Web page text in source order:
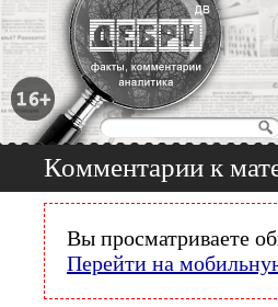
Комментарии к
Вы просматриваете
Перейти на